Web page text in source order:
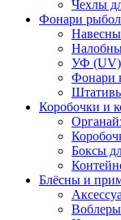
Чехлы
Фонари
УФ (UV)
Фонари
Коробочки и
Боксы
Блёсны и
Воблеры